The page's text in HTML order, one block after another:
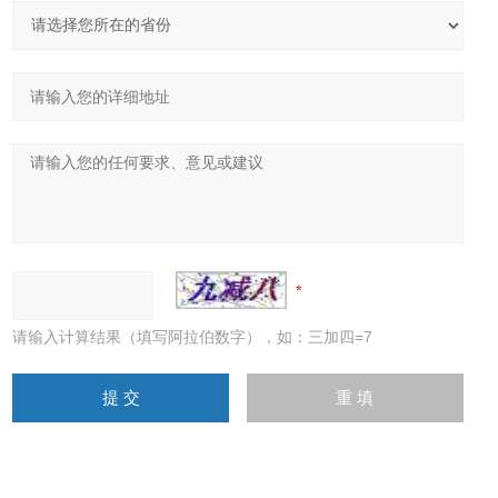
请输入计算结果（填写阿拉伯数字），如：三加四=7